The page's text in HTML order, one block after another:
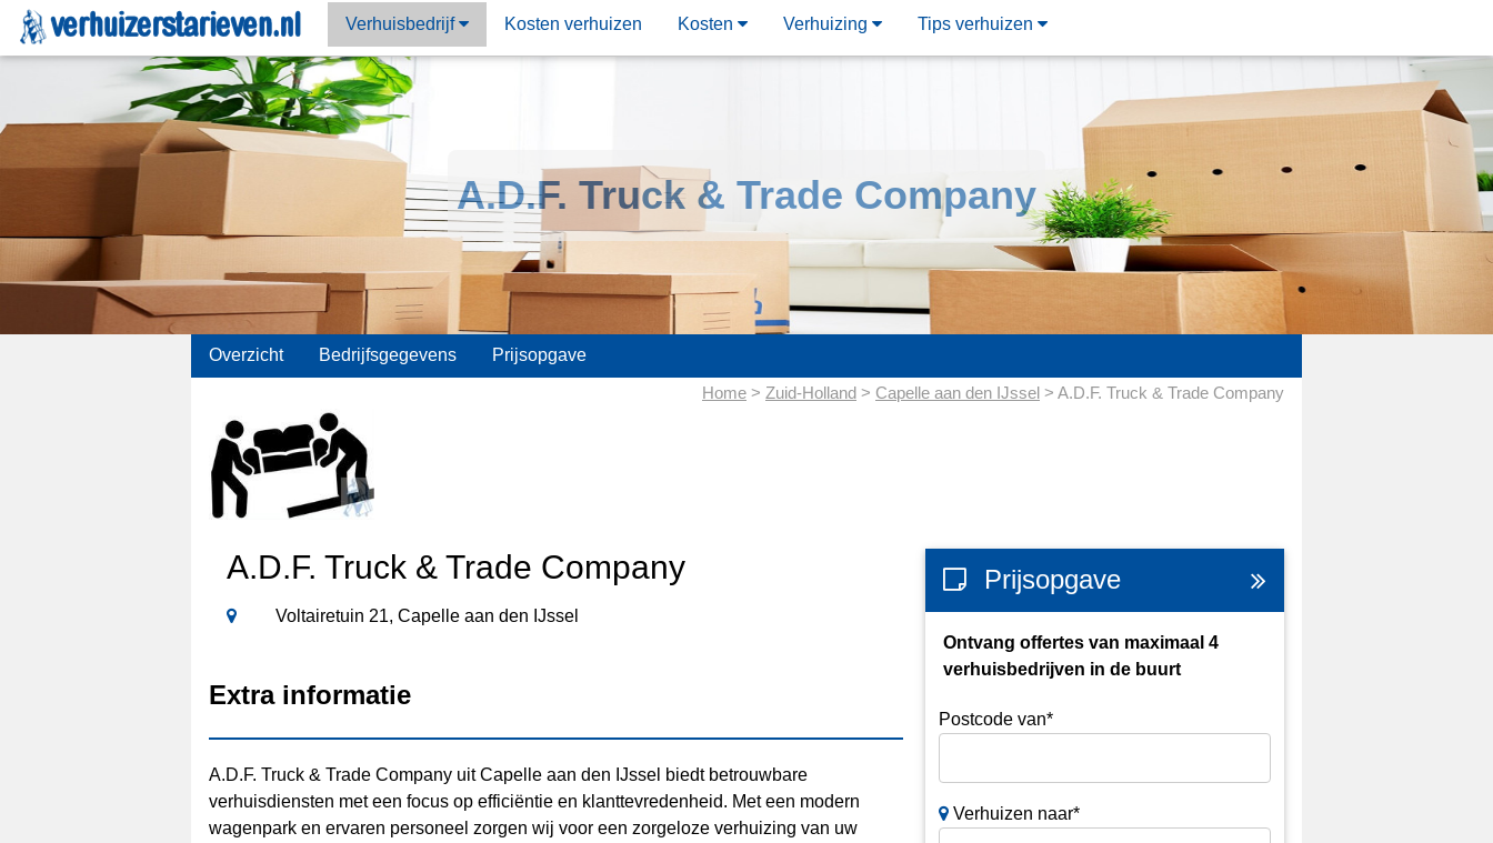
Verhuisbedrijf Kosten verhuizen Kosten Verhuizing Tips verhuizen
A.D.F. Truck & Trade Company
;
Overzicht Bedrijfsgegevens Prijsopgave
Home > Zuid-Holland > Capelle aan den IJssel > A.D.F. Truck & Trade Company
A.D.F. Truck & Trade Company
Voltairetuin 21, Capelle aan den IJssel
Extra informatie
A.D.F. Truck & Trade Company uit Capelle aan den IJssel biedt betrouwbare
verhuisdiensten met een focus op efficiëntie en klanttevredenheid. Met een modern
wagenpark en ervaren personeel zorgen wij voor een zorgeloze verhuizing van uw
Prijsopgave
Ontvang offertes van maximaal 4
verhuisbedrijven in de buurt
Postcode van*
Verhuizen naar*